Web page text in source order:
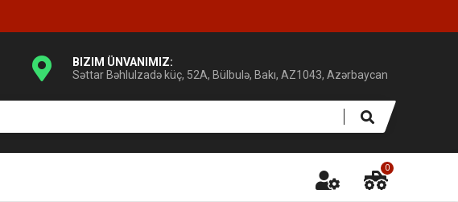
BIZIM ÜNVANIMIZ:
Səttar Bəhlulzadə küç, 52A, Bülbulə, Bakı, AZ1043, Azərbaycan
0